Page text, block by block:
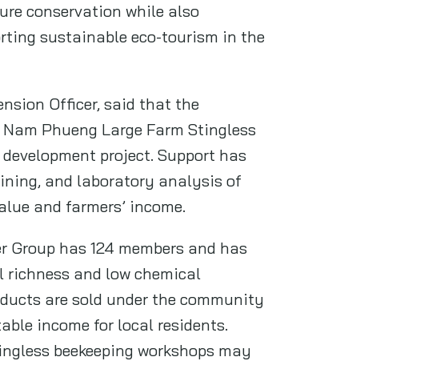
conservation while also
sustainable eco-tourism in the
Officer, said that the
Phueng Large Farm Stingless
project. Support has
and laboratory analysis of
and farmers’ income.
has 124 members and has
richness and low chemical
are sold under the community
income for local residents.
beekeeping workshops may